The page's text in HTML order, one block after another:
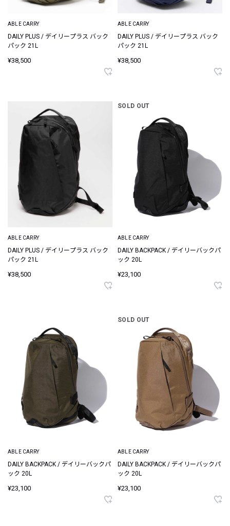
ABLE CARRY
DAILY PLUS / デイリープラス バック
パック 21L
¥38,500
ABLE CARRY
DAILY PLUS / デイリープラス バック
パック 21L
¥38,500
ABLE CARRY
DAILY PLUS / デイリープラス バック
パック 21L
¥38,500
SOLD OUT
ABLE CARRY
DAILY BACKPACK / デイリーバックパ
ック 20L
¥23,100
ABLE CARRY
DAILY BACKPACK / デイリーバックパ
ック 20L
¥23,100
SOLD OUT
ABLE CARRY
DAILY BACKPACK / デイリーバックパ
ック 20L
¥23,100